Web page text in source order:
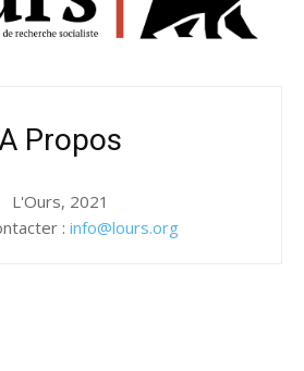
A Propos
L'Ours, 2021
: info@lours.org